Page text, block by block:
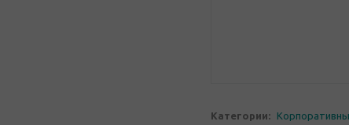
Категории: